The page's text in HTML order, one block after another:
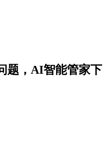
题，AI智能管家下